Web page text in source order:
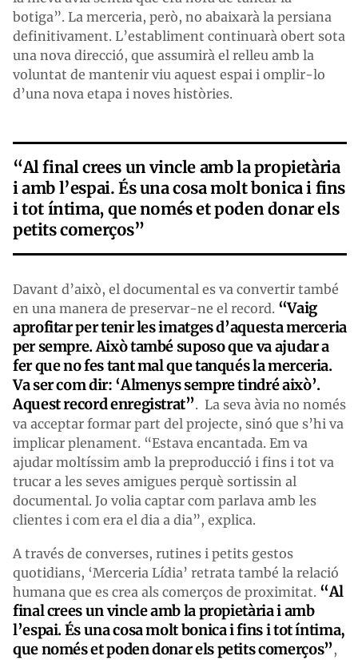
botiga”. La merceria, però, no abaixarà la persiana
definitivament. L’establiment continuarà obert sota
una nova direcció, que assumirà el relleu amb la
voluntat de mantenir viu aquest espai i omplir-lo
d’una nova etapa i noves històries.
“Al final crees un vincle amb la propietària
i amb l’espai. És una cosa molt bonica i fins
i tot íntima, que només et poden donar els
petits comerços”
Davant d’això, el documental es va convertir també
en una manera de preservar-ne el record. “Vaig
aprofitar per tenir les imatges d’aquesta merceria
per sempre. Això també suposo que va ajudar a
fer que no fes tant mal que tanqués la merceria.
Va ser com dir: ‘Almenys sempre tindré això’.
Aquest record enregistrat”. La seva àvia no només
va acceptar formar part del projecte, sinó que s’hi va
implicar plenament. “Estava encantada. Em va
ajudar moltíssim amb la preproducció i fins i tot va
trucar a les seves amigues perquè sortissin al
documental. Jo volia captar com parlava amb les
clientes i com era el dia a dia”, explica.
A través de converses, rutines i petits gestos
quotidians, ‘Merceria Lídia’ retrata també la relació
humana que es crea als comerços de proximitat. “Al
final crees un vincle amb la propietària i amb
l’espai. És una cosa molt bonica i fins i tot íntima,
que només et poden donar els petits comerços”,